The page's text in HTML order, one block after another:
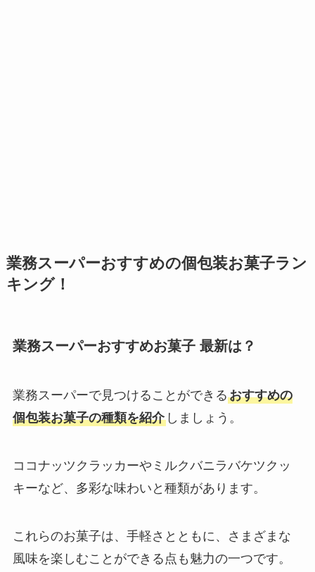
業務スーパーおすすめの個包装お菓子ラン
キング！
業務スーパーおすすめお菓子 最新は？
業務スーパーで見つけることができるおすすめの
個包装お菓子の種類を紹介しましょう。
ココナッツクラッカーや ミルクバニラバケツクッ
キーなど、多彩な味わいと種類があります。
これらのお菓子は、手軽さとともに、さまざまな
風味を楽しむことができる点も魅力の一つです。